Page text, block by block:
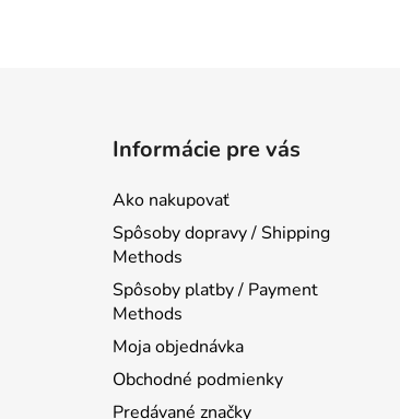
Informácie pre vás
Ako nakupovať
Spôsoby dopravy / Shipping
Methods
Spôsoby platby / Payment
Methods
Moja objednávka
Obchodné podmienky
Predávané značky